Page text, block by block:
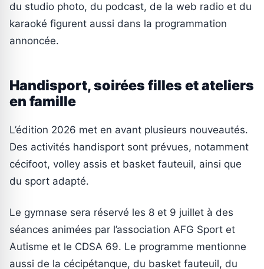
du studio photo, du podcast, de la web radio et du
karaoké figurent aussi dans la programmation
annoncée.
Handisport, soirées filles et ateliers
en famille
L’édition 2026 met en avant plusieurs nouveautés.
Des activités handisport sont prévues, notamment
cécifoot, volley assis et basket fauteuil, ainsi que
du sport adapté.
Le gymnase sera réservé les 8 et 9 juillet à des
séances animées par l’association AFG Sport et
Autisme et le CDSA 69. Le programme mentionne
aussi de la cécipétanque, du basket fauteuil, du